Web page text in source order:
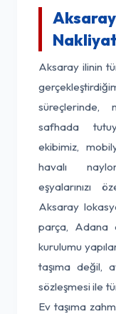
Aksaray ilinin
süreçlerinde,
safhada
ekibimiz,
havalı
eşyalarınızı
Aksaray
parça, Adana
kurulumu
taşıma değil,
sözleşmesi ile
Ev taşıma